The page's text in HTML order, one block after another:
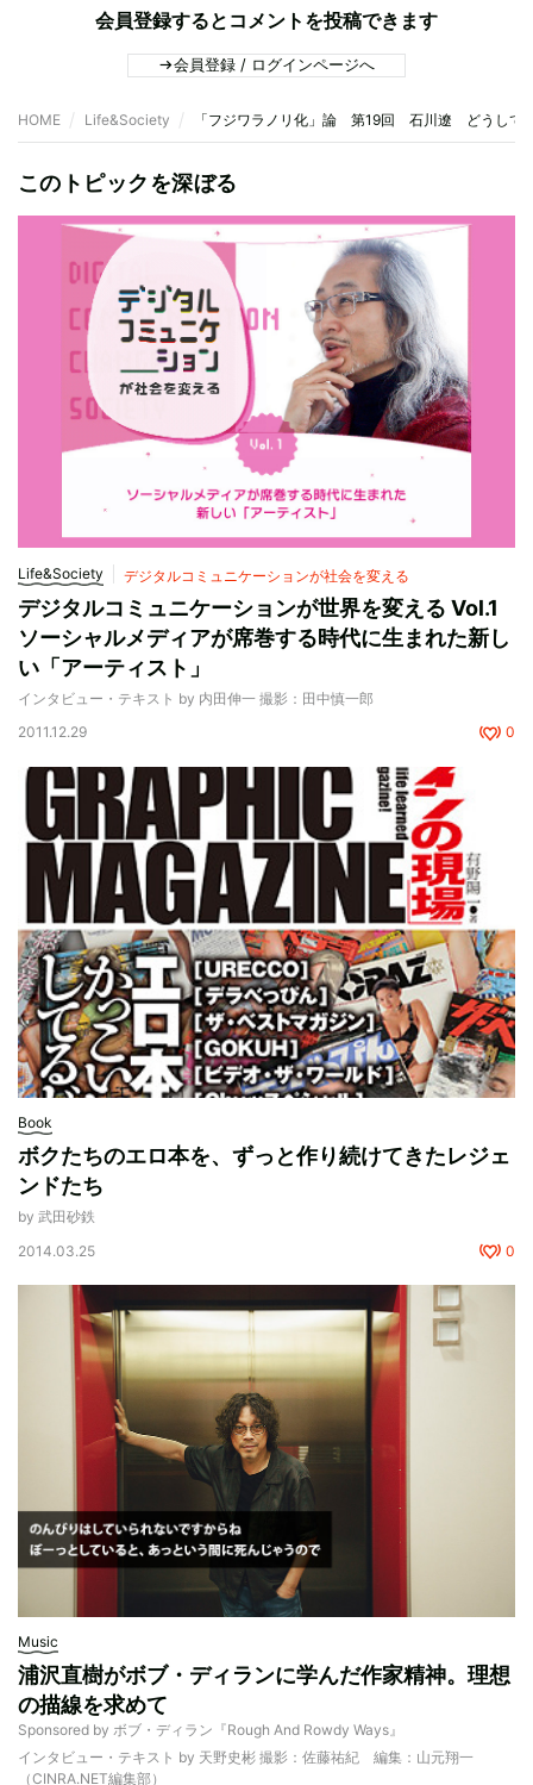
会員登録するとコメントを投稿できます
会員登録 / ログインページへ
HOME Life&Society 「フジワラノリ化」論 第19回 石川遼 どうして
このトピックを深ぼる
Life&Society デジタルコミュニケーションが社会を変える
デジタルコミュニケーションが世界を変える Vol.1
ソーシャルメディアが席巻する時代に生まれた新し
い「アーティスト」
インタビュー・テキスト by 内田伸一 撮影：田中慎一郎
2011.12.29
0
Book
ボクたちのエロ本を、ずっと作り続けてきたレジェ
ンドたち
by 武田砂鉄
2014.03.25
0
Music
浦沢直樹がボブ・ディランに学んだ作家精神。理想
の描線を求めて
Sponsored by ボブ・ディラン『Rough And Rowdy Ways』
インタビュー・テキスト by 天野史彬 撮影：佐藤祐紀 編集：山元翔一
（CINRA.NET編集部）